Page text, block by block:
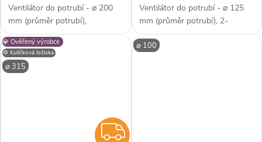
Ventilátor do potrubí - ⌀ 200
mm (průměr potrubí),
diagonální konstrukce,
profesionální provedení,
dvouotáčkový, kuličková
ložiska, průtok vzduchu 830 /
Ventilátor do potrubí - ⌀ 125
mm (průměr potrubí), 2-
stupňová regulace, AC motor,
kuličková ložiska, průtok
⚙️ Kuličková ložiska
💎 Ověřený výrobce
⌀ 315
ZDARMA
⌀ 100